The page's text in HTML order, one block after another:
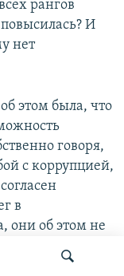
рангов
И
нет
этом была, что
говоря,
с коррупцией,
в
они об этом не
на
что у нас